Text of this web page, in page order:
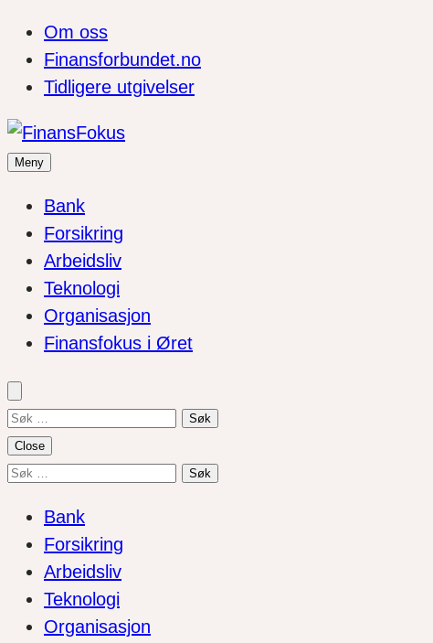
Om oss
Finansforbundet.no
Tidligere utgivelser
Meny
Bank
Forsikring
Arbeidsliv
Teknologi
Organisasjon
Finansfokus i Øret
Søk
etter:
Close
Søk
Bank
Forsikring
Arbeidsliv
Teknologi
Organisasjon